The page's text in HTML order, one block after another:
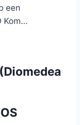
een
Kom…